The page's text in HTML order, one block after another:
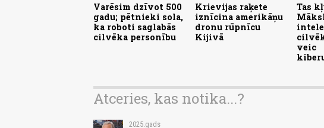
Varēsim dzīvot 500
gadu; pētnieki sola,
ka roboti saglabās
cilvēka personību
Krievijas raķete
iznīcina amerikāņu
dronu rūpnīcu
Kijivā
Tas
veic
Atceries, kas notika...?
2025.gads